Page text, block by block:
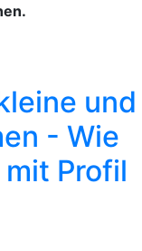
und
- Wie
Profil